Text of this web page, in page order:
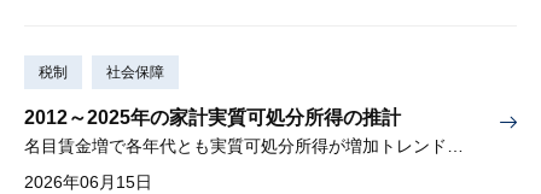
税制 社会保障
2012～2025年の家計実質可処分所得の推計
2026年06月15日